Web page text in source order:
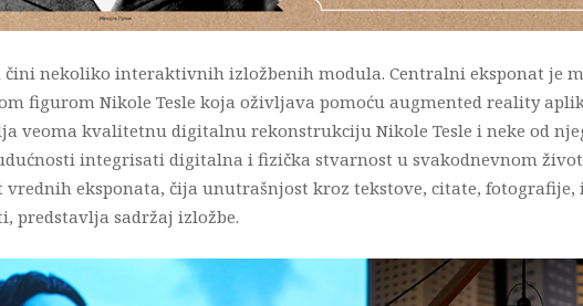
čini nekoliko interaktivnih izložbenih modula. Centralni eksponat je
figurom Nikole Tesle koja oživljava pomoću augmented reality
veoma kvalitetnu digitalnu rekonstrukciju Nikole Tesle i neke od
integrisati digitalna i fizička stvarnost u svakodnevnom
vrednih eksponata, čija unutrašnjost kroz tekstove, citate,
predstavlja sadržaj izložbe.